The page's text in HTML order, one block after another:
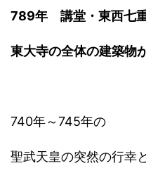
789年 講堂・東西七
東大寺の全体の建築物
740年～745年の
聖武天皇の突然の行幸